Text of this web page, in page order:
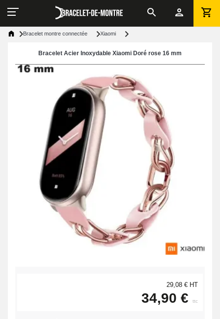
Bracelet montre connectée Xiaomi
Bracelet Acier Inoxydable Xiaomi Doré rose 16 mm
29,08 € HT
34,90 € ttc